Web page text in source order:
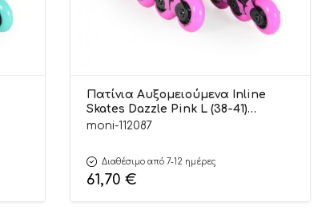
Πατίνια Αυξομειούμενα Inline
Skates Dazzle Pink L (38-41)
3800146229450 – Byox
moni-112087
Διαθέσιμο από 7-12 ημέρες
61,70 €